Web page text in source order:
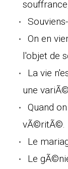
On en
l'objet de
La vie
une
Quand
vÃ©ritÃ©.
Le
Le